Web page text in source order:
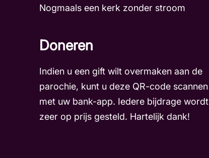
Nogmaals een kerk zonder stroom
Doneren
Indien u een gift wilt overmaken aan de
parochie, kunt u deze QR-code scannen
met uw bank-app. Iedere bijdrage wordt
zeer op prijs gesteld. Hartelijk dank!